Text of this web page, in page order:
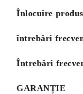
Înlocuire produs
întrebări
Întrebări
GARANȚIE